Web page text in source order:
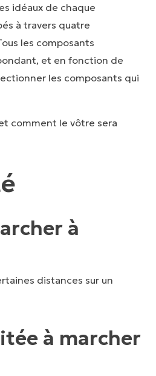
idéaux de chaque
à travers quatre
les composants
et en fonction de
les composants qui
comment le vôtre sera
à
distances sur un
à marcher